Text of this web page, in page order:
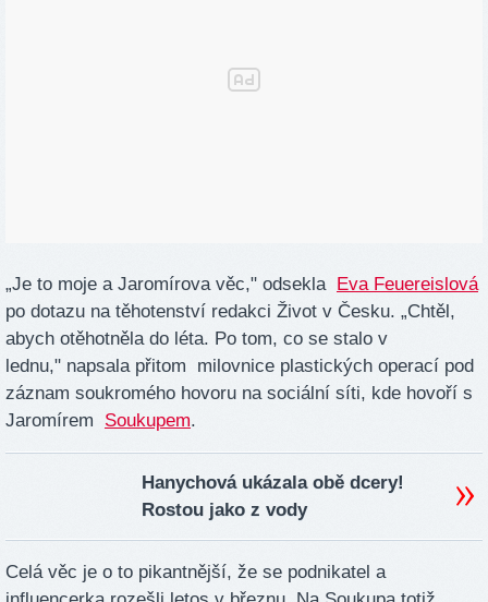
„Je to moje a Jaromírova věc," odsekla
Eva Feuereislová
po dotazu na těhotenství redakci Život v Česku. „Chtěl,
abych otěhotněla do léta. Po tom, co se stalo v
lednu," napsala přitom milovnice plastických operací pod
záznam soukromého hovoru na sociální síti, kde hovoří s
Jaromírem Soukupem.
Hanychová ukázala obě dcery!
Rostou jako z vody
Celá věc je o to pikantnější, že se podnikatel a